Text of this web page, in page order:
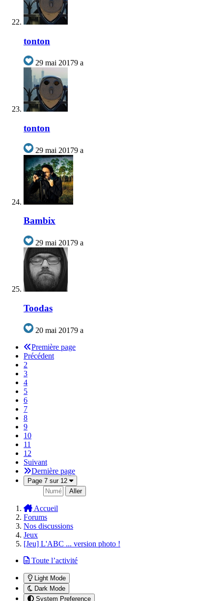
tonton
29 mai 20179 a
tonton
29 mai 20179 a
Bambix
29 mai 20179 a
Toodas
20 mai 20179 a
Première page
Précédent
2
3
4
5
6
7
8
9
10
11
12
Suivant
Dernière page
Page 7 sur 12
Aller
Accueil
Forums
Nos discussions
Jeux
[Jeu] L'ABC ... version photo !
Toute l’activité
Light Mode
Dark Mode
System Preference